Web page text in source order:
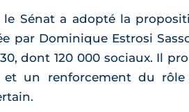
Sénat a adopté la
par Dominique Estrosi
dont 120 000 sociaux. Il
et un renforcement du